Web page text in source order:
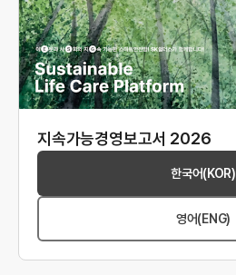
지속가능경영보고서 2026
한국어(KOR)
영어(ENG)